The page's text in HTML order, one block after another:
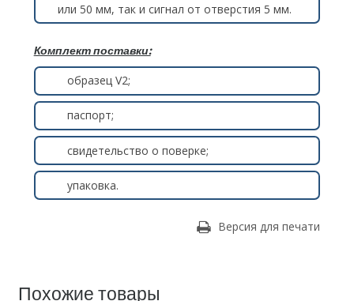
или 50 мм, так и сигнал от отверстия 5 мм.
Комплект поставки:
образец V2;
паспорт;
свидетельство о поверке;
упаковка.
Версия для печати
Похожие товары